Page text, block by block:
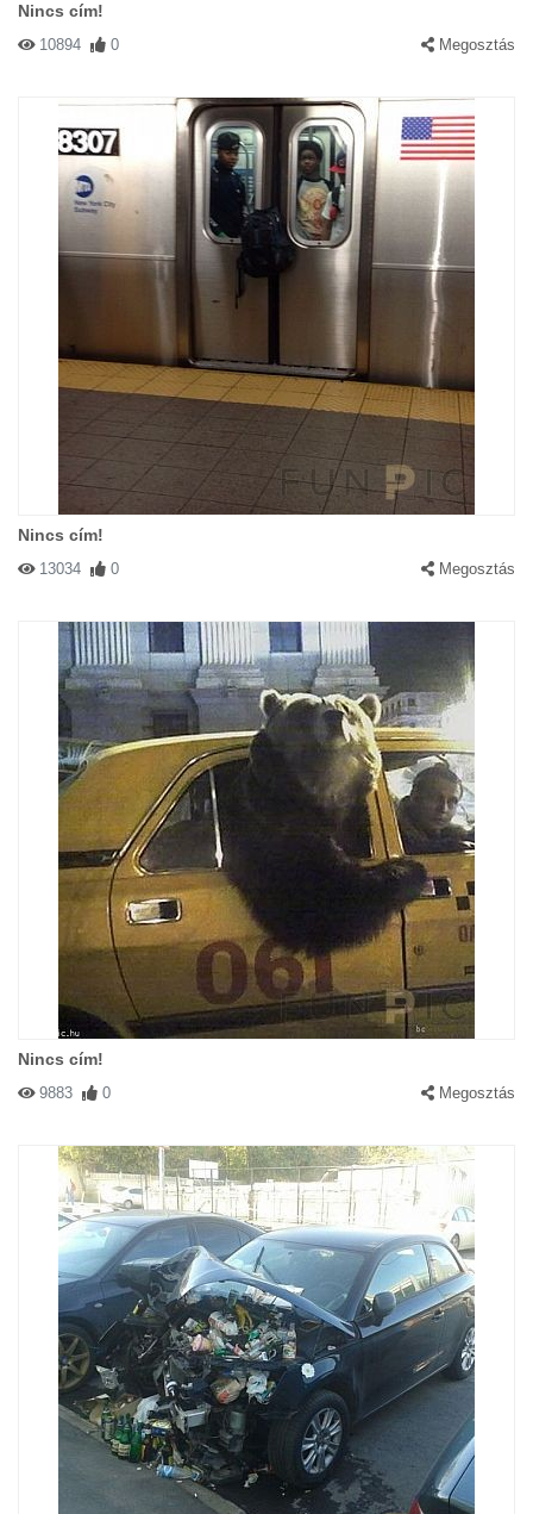
Nincs cím!
10894 0 Megosztás
Nincs cím!
13034 0 Megosztás
Nincs cím!
9883 0 Megosztás